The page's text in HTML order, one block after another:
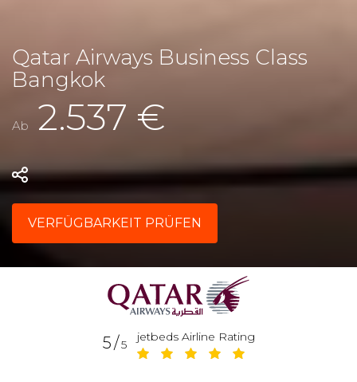
Qatar Airways Business Class
Bangkok
Ab 2.537 €
VERFÜGBARKEIT PRÜFEN
5/5
jetbeds Airline Rating